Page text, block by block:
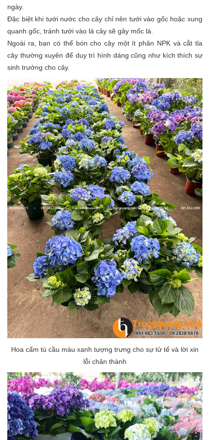
ngày.
Đặc biệt khi tưới nước cho cây chỉ nên tưới vào gốc hoặc xung
quanh gốc, tránh tưới vào lá cây sẽ gây mốc lá.
Ngoài ra, bạn có thể bón cho cây một ít phân NPK và cắt tỉa
cây thường xuyên để duy trì hình dáng cũng như kích thích sự
sinh trưởng cho cây.
Hoa cẩm tú cầu màu xanh tượng trưng cho sự tử tế và lời xin
lỗi chân thành